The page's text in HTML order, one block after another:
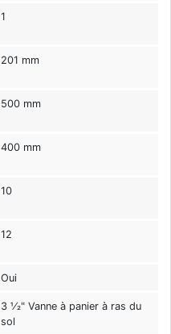
1
201 mm
500 mm
400 mm
10
12
Oui
3 1⁄2" Vanne à panier à ras du
sol